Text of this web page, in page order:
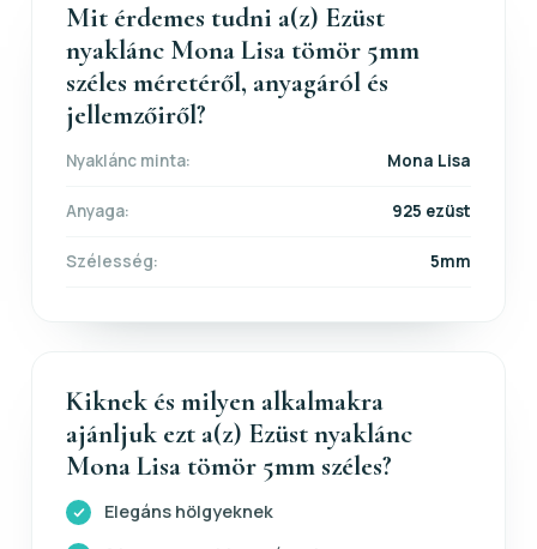
Mit érdemes tudni a(z) Ezüst
nyaklánc Mona Lisa tömör 5mm
széles méretéről, anyagáról és
jellemzőiről?
Nyaklánc minta: Mona Lisa
Anyaga: 925 ezüst
Szélesség: 5mm
Kiknek és milyen alkalmakra
ajánljuk ezt a(z) Ezüst nyaklánc
Mona Lisa tömör 5mm széles?
Elegáns hölgyeknek